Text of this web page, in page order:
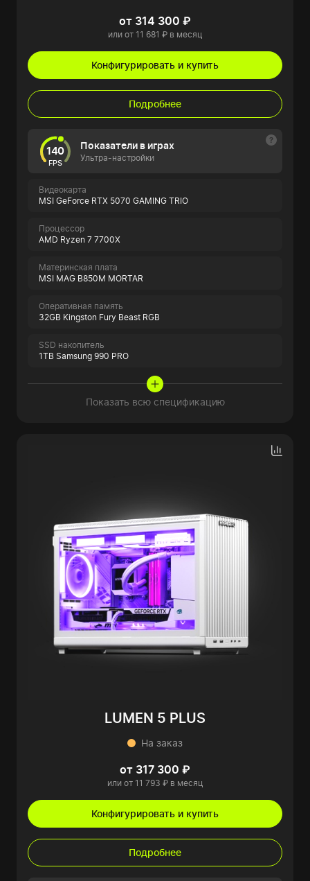
от 314 300 ₽
или от 11 681 ₽ в месяц
Конфигурировать и купить
Подробнее
140
FPS
Показатели в играх
Ультра-настройки
Видеокарта
MSI GeForce RTX 5070 GAMING TRIO
Процессор
AMD Ryzen 7 7700X
Материнская плата
MSI MAG B850M MORTAR
Оперативная память
32GB Kingston Fury Beast RGB
SSD накопитель
1TB Samsung 990 PRO
Показать всю спецификацию
LUMEN 5 PLUS
На заказ
от 317 300 ₽
или от 11 793 ₽ в месяц
Конфигурировать и купить
Подробнее